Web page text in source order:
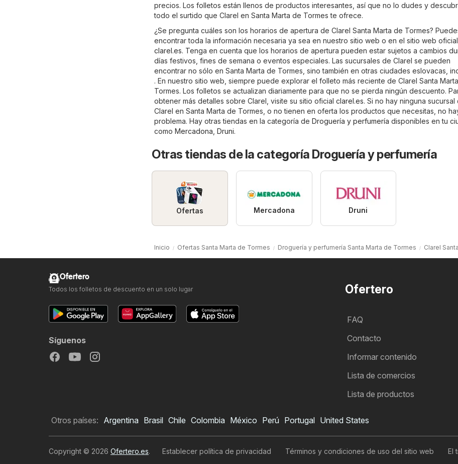
precios. Los folletos están llenos de productos interesantes, así que no lo dudes y
todo el surtido que Clarel en Santa Marta de Tormes te ofrece.
¿Se pregunta cuáles son los horarios de apertura de Clarel Santa Marta de Tormes?
encontrar toda la información necesaria ya sea en nuestro sitio web o en el sitio web oficial
clarel.es. Tenga en cuenta que los horarios de apertura pueden estar sujetos a cambios
días festivos, fines de semana o eventos especiales. Las sucursales de Clarel se pueden
encontrar no sólo en Santa Marta de Tormes, sino también en otras ciudades eslovacas,
. En nuestro sitio web, siempre puede explorar el folleto más reciente de Clarel Santa
Tormes. Los folletos se actualizan diariamente para que no se pierda ningún descuento.
obtener más detalles sobre Clarel, visite su sitio oficial clarel.es. Si no hay ninguna sucursal
Clarel en Santa Marta de Tormes, o no tienen en oferta los productos que necesitas, no
problema. Hay otras tiendas en la categoría de Droguería y perfumería disponibles en tu
como Mercadona Druni.
Otras tiendas de la categoría Droguería y perfumería
Ofertas Mercadona Druni
Inicio Ofertas Santa Marta de Tormes Droguería y perfumería Santa Marta de Tormes Clarel
Ofertero
FAQ
Contacto
Informar contenido
Lista de comercios
Lista de productos
Ofertero
Todos los folletos de descuento en un solo lugar
Síguenos
Otros países: Argentina Brasil Chile Colombia México Perú Portugal United States
Copyright © 2026 Ofertero.es. Establecer política de privacidad Términos y condiciones de uso del sitio web El